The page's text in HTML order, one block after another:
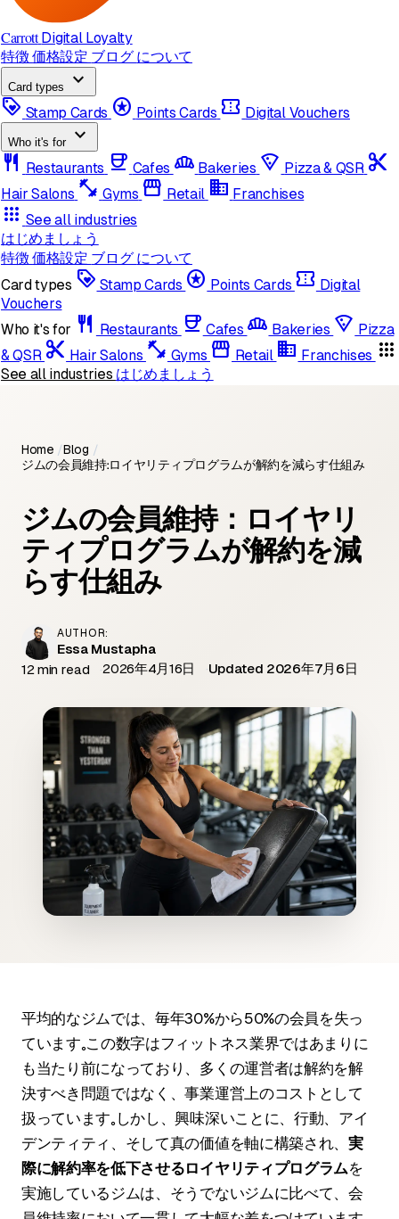
Carrott Digital Loyalty
特徴価格設定 ブログ について
Card types
expand_more
loyalty Stamp Cards stars Points Cards confirmation_number Digital Vouchers
Who it's for expand_more
restaurant Restaurants coffee Cafes bakery_dining Bakeries local_pizza Pizza & QSR content_cut
Hair Salons fitness_center Gyms storefront Retail domain Franchises
apps See all industries
はじめましょう
特徴価格設定 ブログ について
Card types loyalty Stamp Cards stars Points Cards confirmation_number Digital
Vouchers
Who it's for restaurant Restaurants coffee Cafes bakery_dining Bakeries local_pizza Pizza
& QSR content_cut Hair Salons fitness_center Gyms storefront Retail domain Franchises apps
See all industries はじめましょう
Home /Blog /
ジムの会員維持：ロイヤリティプログラムが解約を減らす仕組み
ジムの会員維持：ロイヤリ
ティプログラムが解約を減
らす仕組み
AUTHOR:
Essa Mustapha
12 min read
2026年4月16日 Updated 2026年7月6日
平均的なジムでは、毎年30%から50%の会員を失っ
ています。この数字はフィットネス業界ではあまりに
も当たり前になっており、多くの運営者は解約を解
決すべき問題ではなく、事業運営上のコストとして
扱っています。しかし、興味深いことに、行動、アイ
デンティティ、そして真の価値を軸に構築され、 実
際に解約率を低下させるロイヤリティプログラムを
実施しているジムは、そうでないジムに比べて、会